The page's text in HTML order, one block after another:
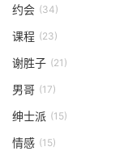
约会 (34)
课程 (23)
谢胜子 (21)
男哥 (17)
绅士派 (15)
情感 (15)